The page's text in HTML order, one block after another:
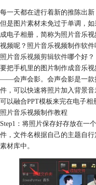
每一天都在进行着新的推陈出
但是图片素材未免过于单调，
成电子相册，简称为照片音乐
视频呢？照片音乐视频制作软
照片音乐视频剪辑软件哪个好？
要把手机里的图片制作成音乐
——会声会影。会声会影是一款
件，可以快速将照片加入背景
可以融合PPT模板来完在电子相
照片音乐视频制作教程
Step1：将照片保存好存放在一
件，文件名根据自己的主题自
素材库中。